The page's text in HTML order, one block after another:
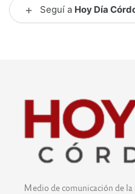
+ Seguí a Hoy Día
Medio de comunicación de